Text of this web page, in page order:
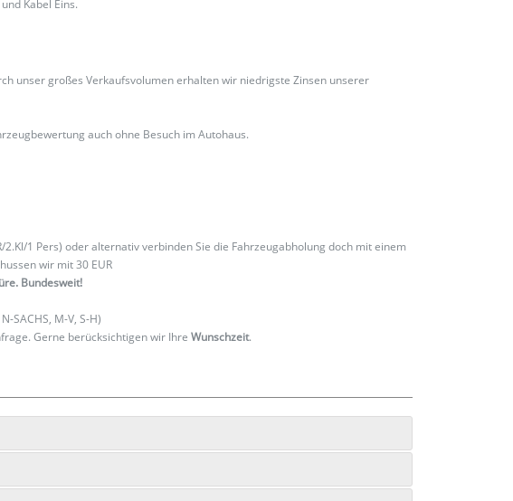
Kabel Eins.
unser großes Verkaufsvolumen erhalten wir niedrigste Zinsen unserer
auch ohne Besuch im Autohaus.
2.Kl/1 Pers) oder alternativ verbinden Sie die Fahrzeugabholung doch mit einem
wir mit 30 EUR
Bundesweit!
SACHS, M-V, S-H)
Gerne berücksichtigen wir IhreWunschzeit.